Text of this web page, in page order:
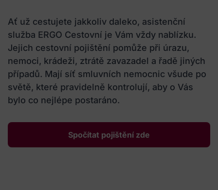
Ať už cestujete jakkoliv daleko, asistenční
služba ERGO Cestovní je Vám vždy nablízku.
Jejich cestovní pojištění pomůže při úrazu,
nemoci, krádeži, ztrátě zavazadel a řadě jiných
případů. Mají síť smluvních nemocnic všude po
světě, které pravidelně kontrolují, aby o Vás
bylo co nejlépe postaráno.
Spočítat pojištění zde